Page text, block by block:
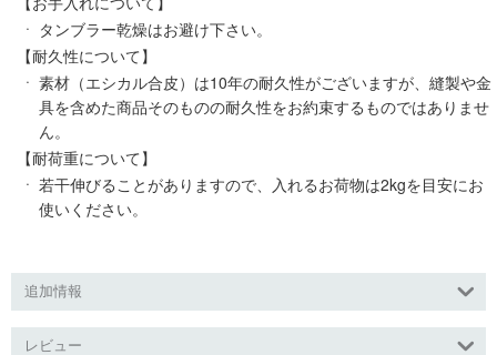
タンブラー乾燥はお避け下さい。
【耐久性について】
素材（エシカル合皮）は10年の耐久性がございますが、縫製や金
具を含めた商品そのものの耐久性をお約束するものではありませ
ん。
【耐荷重について】
若干伸びることがありますので、入れるお荷物は2kgを目安にお
使いください。
追加情報
レビュー